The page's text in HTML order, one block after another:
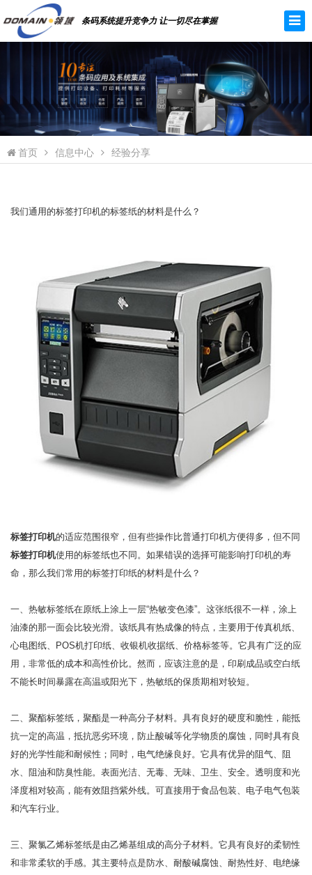
条码系统提升竞争力 让一切尽在掌握
首页 信息中心 经验分享
我们通用的标签打印机的标签纸的材料是什么？
标签打印机的适应范围很窄，但有些操作比普通打印机方便得多，但不同
标签打印机使用的标签纸也不同。如果错误的选择可能影响打印机的寿
命，那么我们常用的标签打印纸的材料是什么？
一、热敏标签纸在原纸上涂上一层“热敏变色漆”。这张纸很不一样，涂上
油漆的那一面会比较光滑。该纸具有热成像的特点，主要用于传真机纸、
心电图纸、POS机打印纸、收银机收据纸、价格标签等。它具有广泛的应
用，非常低的成本和高性价比。然而，应该注意的是，印刷成品或空白纸
不能长时间暴露在高温或阳光下，热敏纸的保质期相对较短。
二、聚酯标签纸，聚酯是一种高分子材料。具有良好的硬度和脆性，能抵
抗一定的高温，抵抗恶劣环境，防止酸碱等化学物质的腐蚀，同时具有良
好的光学性能和耐候性；同时，电气绝缘良好。它具有优异的阻气、阻
水、阻油和防臭性能。表面光洁、无毒、无味、卫生、安全。透明度和光
泽度相对较高，能有效阻挡紫外线。可直接用于食品包装、电子电气包装
和汽车行业。
三、聚氯乙烯标签纸是由乙烯基组成的高分子材料。它具有良好的柔韧性
和非常柔软的手感。其主要特点是防水、耐酸碱腐蚀、耐热性好、电绝缘